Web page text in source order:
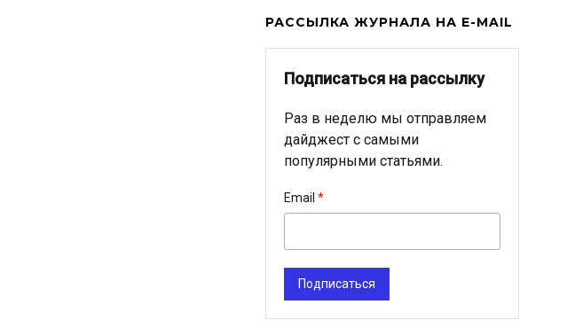
РАССЫЛКА ЖУРНАЛА НА E-MAIL
Подписаться на рассылку
Раз в неделю мы отправляем
дайджест с самыми
популярными статьями.
Email
Подписаться